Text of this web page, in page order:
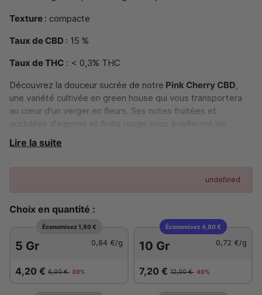
Texture : compacte
Taux de CBD : 15 %
Taux de THC : < 0,3% THC
Découvrez la douceur sucrée de notre Pink Cherry CBD
une variété cultivée en green house qui vous transportera
au cœur d'un verger en fleurs. Ses notes fruitées et
acidulées d'agrume et fruits rouge vous éveilleront les
collaboration exclusive avec des producteurs passionnés.
Lire la suite
undefined
Choix en quantité :
Économisez 1,80 €
5 Gr 0,84 €/g
4,20 € 6,00 € 30%
Économisez 4,80 €
10 Gr 0,72 €/g
7,20 € 12,00 € 40%